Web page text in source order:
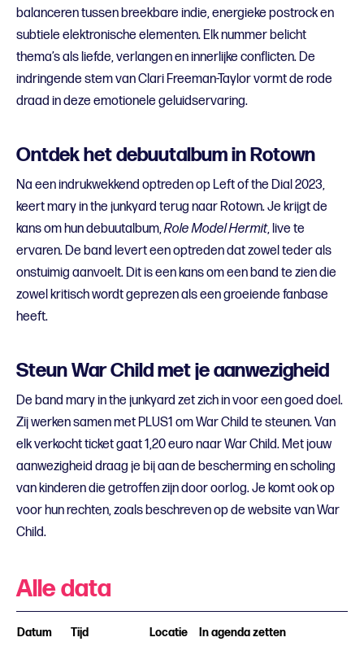
balanceren tussen breekbare indie, energieke postrock en
subtiele elektronische elementen. Elk nummer belicht
thema’s als liefde, verlangen en innerlijke conflicten. De
indringende stem van Clari Freeman-Taylor vormt de rode
draad in deze emotionele geluidservaring.
Ontdek het debuutalbum in Rotown
Na een indrukwekkend optreden op Left of the Dial 2023,
keert mary in the junkyard terug naar Rotown. Je krijgt de
kans om hun debuutalbum,Role Model Hermit, live te
ervaren. De band levert een optreden dat zowel teder als
onstuimig aanvoelt. Dit is een kans om een band te zien die
zowel kritisch wordt geprezen als een groeiende fanbase
heeft.
Steun War Child met je aanwezigheid
De band mary in the junkyard zet zich in voor een goed doel.
Zij werken samen met PLUS1 om War Child te steunen. Van
elk verkocht ticket gaat 1,20 euro naar War Child. Met jouw
aanwezigheid draag je bij aan de bescherming en scholing
van kinderen die getroffen zijn door oorlog. Je komt ook op
voor hun rechten, zoals beschreven op de website van War
Child.
Alle data
Datum Tijd Locatie In agenda zetten